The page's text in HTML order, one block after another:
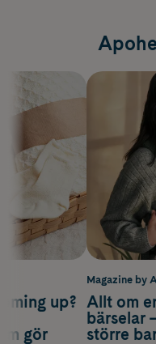
up?
gör
Magazine by
Allt om
bärselar
större